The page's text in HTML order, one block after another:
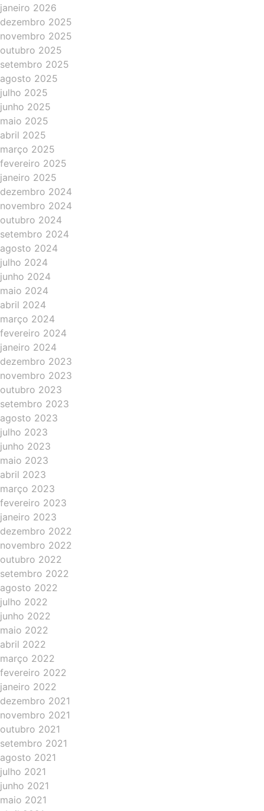
janeiro 2026
dezembro 2025
novembro 2025
outubro 2025
setembro 2025
agosto 2025
julho 2025
junho 2025
maio 2025
abril 2025
março 2025
fevereiro 2025
janeiro 2025
dezembro 2024
novembro 2024
outubro 2024
setembro 2024
agosto 2024
julho 2024
junho 2024
maio 2024
abril 2024
março 2024
fevereiro 2024
janeiro 2024
dezembro 2023
novembro 2023
outubro 2023
setembro 2023
agosto 2023
julho 2023
junho 2023
maio 2023
abril 2023
março 2023
fevereiro 2023
janeiro 2023
dezembro 2022
novembro 2022
outubro 2022
setembro 2022
agosto 2022
julho 2022
junho 2022
maio 2022
abril 2022
março 2022
fevereiro 2022
janeiro 2022
dezembro 2021
novembro 2021
outubro 2021
setembro 2021
agosto 2021
julho 2021
junho 2021
maio 2021